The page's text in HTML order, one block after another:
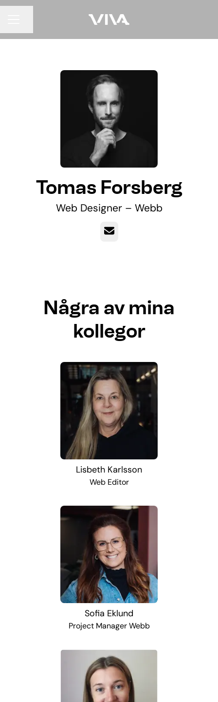
Tomas Forsberg
Web Designer – Webb
E-post
Några av mina
kollegor
Lisbeth Karlsson
Web Editor
Sofia Eklund
Project Manager Webb